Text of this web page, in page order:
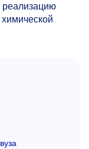
реализацию